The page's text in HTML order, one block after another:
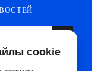
cookie